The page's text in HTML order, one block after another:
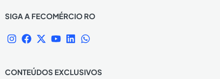
SIGA A FECOMÉRCIO RO
I
n
a
F
a
b
X
-
i
Y
o
u
L
i
e
W
h
s
CONTEÚDOS EXCLUSIVOS